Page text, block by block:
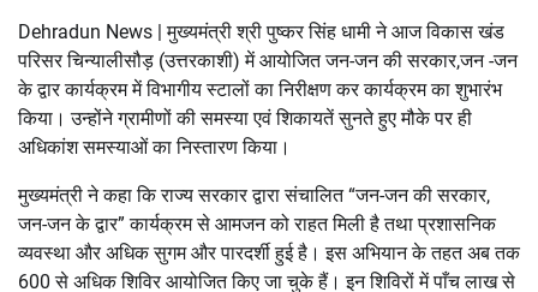
Dehradun News | मुख्यमंत्री श्री पुष्कर सिंह धामी ने आज विकास खंड
परिसर चिन्यालीसौड़ (उत्तरकाशी) में आयोजित जन-जन की सरकार,जन -जन
के द्वार कार्यक्रम में विभागीय स्टालों का निरीक्षण कर कार्यक्रम का शुभारंभ
किया। उन्होंने ग्रामीणों की समस्या एवं शिकायतें सुनते हुए मौके पर ही
अधिकांश समस्याओं का निस्तारण किया।
मुख्यमंत्री ने कहा कि राज्य सरकार द्वारा संचालित “जन-जन की सरकार,
जन-जन के द्वार” कार्यक्रम से आमजन को राहत मिली है तथा प्रशासनिक
व्यवस्था और अधिक सुगम और पारदर्शी हुई है। इस अभियान के तहत अब तक
600 से अधिक शिविर आयोजित किए जा चुके हैं। इन शिविरों में पाँच लाख से